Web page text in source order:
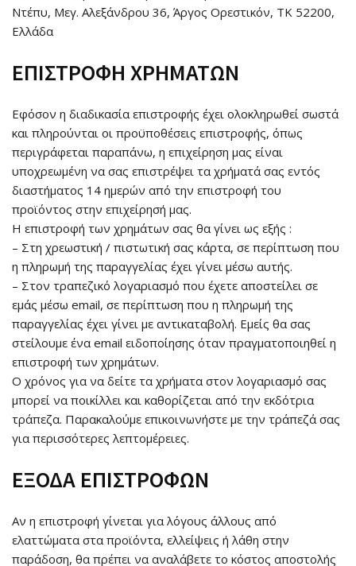
Ντέπυ, Μεγ. Αλεξάνδρου 36, Άργος Ορεστικόν, ΤΚ 52200,
Ελλάδα
ΕΠΙΣΤΡΟΦΗ ΧΡΗΜΑΤΩΝ
Εφόσον η διαδικασία επιστροφής έχει ολοκληρωθεί σωστά
και πληρούνται οι προϋποθέσεις επιστροφής, όπως
περιγράφεται παραπάνω, η επιχείρηση μας είναι
υποχρεωμένη να σας επιστρέψει τα χρήματά σας εντός
διαστήματος 14 ημερών από την επιστροφή του
προϊόντος στην επιχείρησή μας.
Η επιστροφή των χρημάτων σας θα γίνει ως εξής :
– Στη χρεωστική / πιστωτική σας κάρτα, σε περίπτωση που
η πληρωμή της παραγγελίας έχει γίνει μέσω αυτής.
– Στον τραπεζικό λογαριασμό που έχετε αποστείλει σε
εμάς μέσω email, σε περίπτωση που η πληρωμή της
παραγγελίας έχει γίνει με αντικαταβολή. Εμείς θα σας
στείλουμε ένα email ειδοποίησης όταν πραγματοποιηθεί η
επιστροφή των χρημάτων.
Ο χρόνος για να δείτε τα χρήματα στον λογαριασμό σας
μπορεί να ποικίλλει και καθορίζεται από την εκδότρια
τράπεζα. Παρακαλούμε επικοινωνήστε με την τράπεζά σας
για περισσότερες λεπτομέρειες.
ΕΞΟΔΑ ΕΠΙΣΤΡΟΦΩΝ
Αν η επιστροφή γίνεται για λόγους άλλους από
ελαττώματα στα προϊόντα, ελλείψεις ή λάθη στην
παράδοση, θα πρέπει να αναλάβετε το κόστος αποστολής